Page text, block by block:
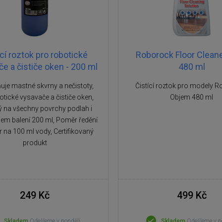
roztok pro robotické
a čističe oken - 200 ml
mastné skvrny a nečistoty,
vysavače a čističe oken,
na všechny povrchy podlah i
balení 200 ml, Poměr ředění
na 100 ml vody, Certifikovaný
produkt
249 Kč
Roborock Floor
480 ml
Čistící roztok pro modely
Objem 480 ml
499 Kč